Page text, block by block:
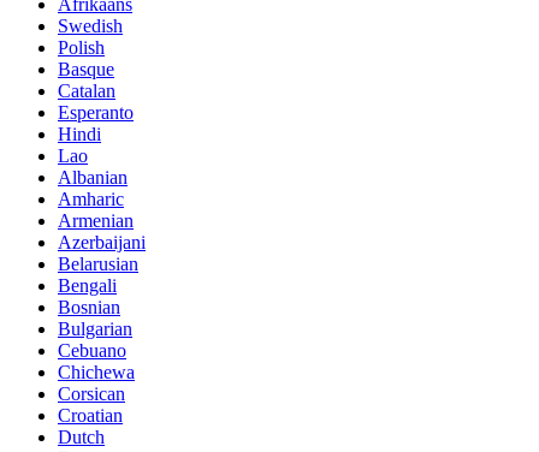
Swedish
Polish
Basque
Catalan
Esperanto
Hindi
Lao
Albanian
Amharic
Armenian
Azerbaijani
Belarusian
Bengali
Bosnian
Bulgarian
Cebuano
Chichewa
Corsican
Croatian
Dutch